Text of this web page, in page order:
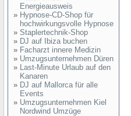
Energieausweis
» Hypnose-CD-Shop für
hochwirkungsvolle Hypnose
» Staplertechnik-Shop
» DJ auf Ibiza buchen
» Facharzt innere Medizin
» Umzugsunternehmen Düren
» Last-Minute Urlaub auf den
Kanaren
» DJ auf Mallorca für alle
Events
» Umzugsunternehmen Kiel
Nordwind Umzüge